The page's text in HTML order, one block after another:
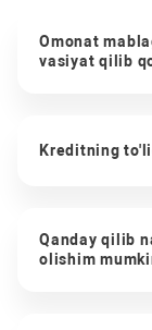
Omonat
vasiyat qilib
Kreditning
Qanday qilib
olishim